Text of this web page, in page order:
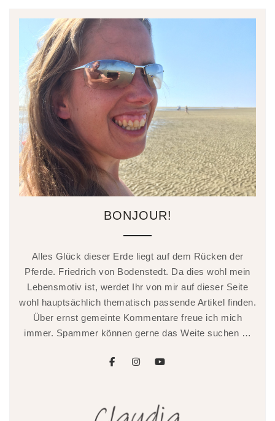
BONJOUR!
Alles Glück dieser Erde liegt auf dem Rücken der
Pferde. Friedrich von Bodenstedt. Da dies wohl mein
Lebensmotiv ist, werdet Ihr von mir auf dieser Seite
wohl hauptsächlich thematisch passende Artikel finden.
Über ernst gemeinte Kommentare freue ich mich
immer. Spammer können gerne das Weite suchen …